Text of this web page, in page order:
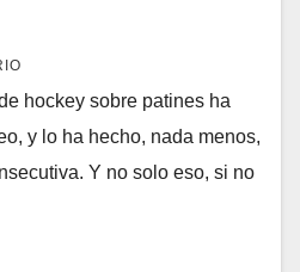
hockey sobre patines ha
y lo ha hecho, nada menos,
Y no solo eso, si no